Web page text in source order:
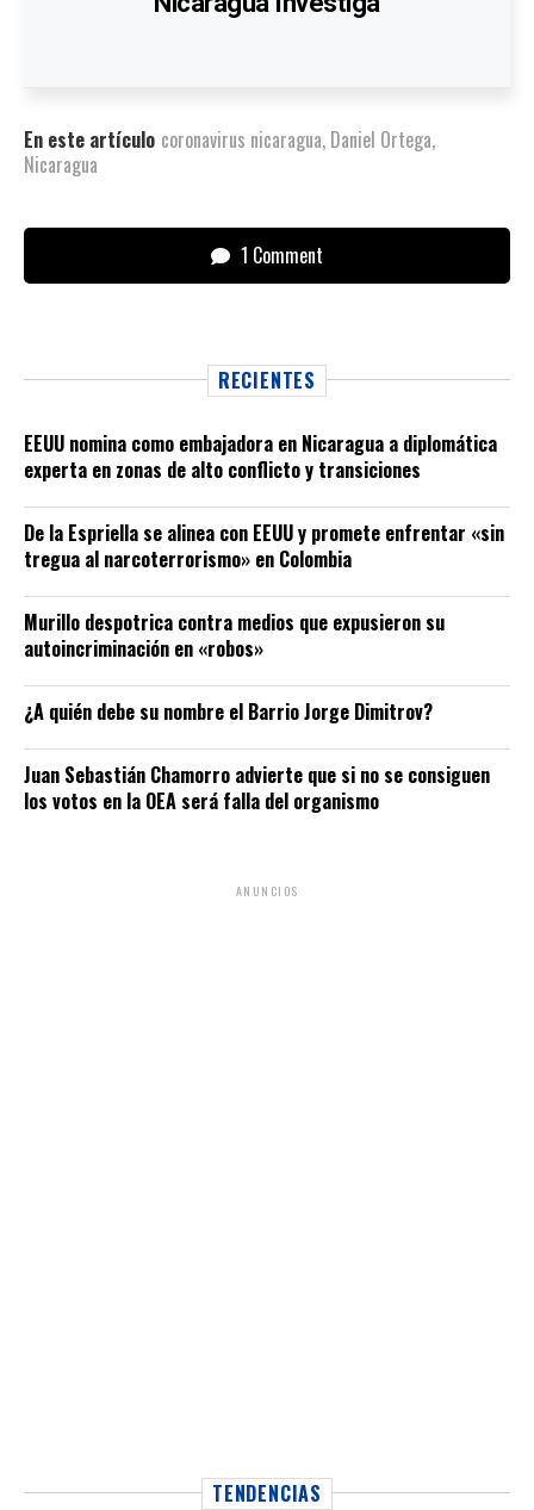
En este artículo coronavirus nicaragua, Daniel Ortega,
Nicaragua
1 Comment
RECIENTES
EEUU nomina como embajadora en Nicaragua a diplomática
experta en zonas de alto conflicto y transiciones
De la Espriella se alinea con EEUU y promete enfrentar «sin
tregua al narcoterrorismo» en Colombia
Murillo despotrica contra medios que expusieron su
autoincriminación en «robos»
¿A quién debe su nombre el Barrio Jorge Dimitrov?
Juan Sebastián Chamorro advierte que si no se consiguen
los votos en la OEA será falla del organismo
ANUNCIOS
TENDENCIAS